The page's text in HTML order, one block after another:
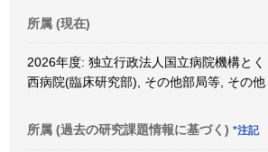
所属 (現在)
2026年度: 独立行政法人国立病院機構と
西病院(臨床研究部), その他部局等, その他
所属 (過去の研究課題情報に基づく) *注記